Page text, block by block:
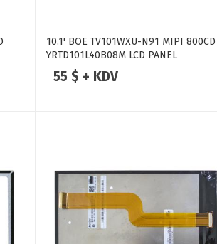
10.1' BOE TV101WXU-N91 MIPI 800CD
YRTD101L40B08M LCD PANEL
55 $ + KDV